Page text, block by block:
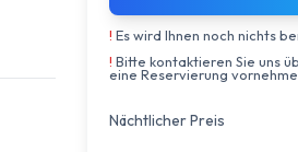
! Es wird Ihnen noch nichts
! Bitte kontaktieren Sie uns
eine Reservierung
Nächtlicher Preis